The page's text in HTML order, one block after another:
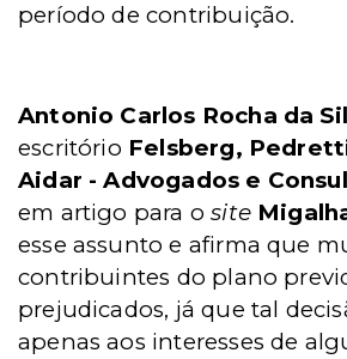
período de contribuição.
Antonio Carlos Rocha da
escritório Felsberg,
Aidar - Advogados e
em artigo para osite
esse assunto e afirma que
contribuintes do plano
prejudicados, já que tal
apenas aos interesses de